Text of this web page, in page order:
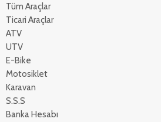
Tüm Araçlar
Ticari Araçlar
ATV
UTV
E-Bike
Motosiklet
Karavan
S.S.S
Banka Hesabı